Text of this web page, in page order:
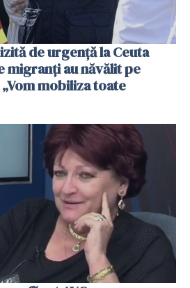
de urgență la Ceuta
migranți au năvălit pe
mobiliza toate